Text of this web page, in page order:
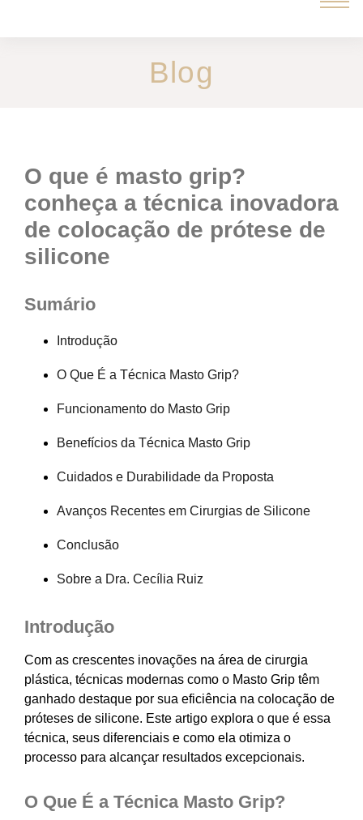
Blog
o que é masto grip?
conheça a técnica inovadora
de colocação de prótese de
silicone
Sumário
Introdução
O Que É a Técnica Masto Grip?
Funcionamento do Masto Grip
Benefícios da Técnica Masto Grip
Cuidados e Durabilidade da Proposta
Avanços Recentes em Cirurgias de Silicone
Conclusão
Sobre a Dra. Cecília Ruiz
Introdução
Com as crescentes inovações na área de cirurgia
plástica, técnicas modernas como o Masto Grip têm
ganhado destaque por sua eficiência na colocação de
próteses de silicone. Este artigo explora o que é essa
técnica, seus diferenciais e como ela otimiza o
processo para alcançar resultados excepcionais.
O Que É a Técnica Masto Grip?